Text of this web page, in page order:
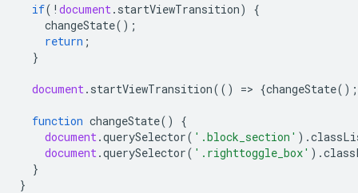
if( ! document . startViewTransition)
{
changeState();
return ;
}
document . startViewTransition(() => {changeState
function changeState()
{
document .querySelector( '.block_section' ).
document .querySelector( '.righttoggle_box' ).
}
}